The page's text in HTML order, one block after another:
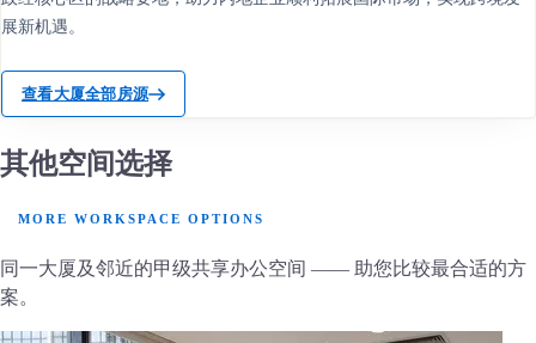
展新机遇。
查看大厦全部房源
其他空间选择
MORE WORKSPACE OPTIONS
同一大厦及邻近的甲级共享办公空间 —— 助您比较最合适的方
案。